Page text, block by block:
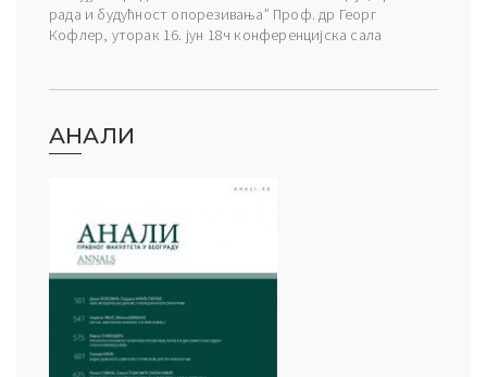
рада и будућност опорезивања” Проф. др Георг
Кофлер, уторак 16. јун 18ч конференцијска сала
АНАЛИ